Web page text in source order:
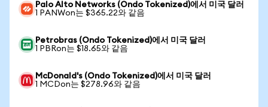
Palo Alto Networks (Ondo Tokenized)에서 미국 달러
1 PANWon는 $365.22와 같음
Petrobras (Ondo Tokenized)에서 미국 달러
1 PBRon는 $18.65와 같음
McDonald's (Ondo Tokenized)에서 미국 달러
1 MCDon는 $278.96와 같음